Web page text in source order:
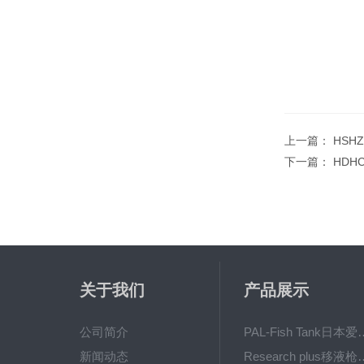
上一篇：
下一篇：
关于我们
公司简介
新闻动态
产品展示
PAL-Fish Tank
Research plus